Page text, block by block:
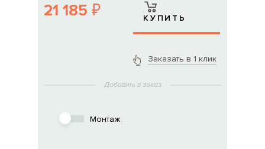
21 185 ₽ КУПИТЬ
Заказать в 1 клик
Добавить в заказ
Монтаж